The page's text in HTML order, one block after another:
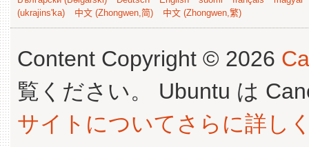
(ukrajins'ka)
中文 (Zhongwen,简) 中文 (Zhongwen,繁)
Content Copyright © 2026
覧ください。 Ubuntu は
サイトについてさらに詳し